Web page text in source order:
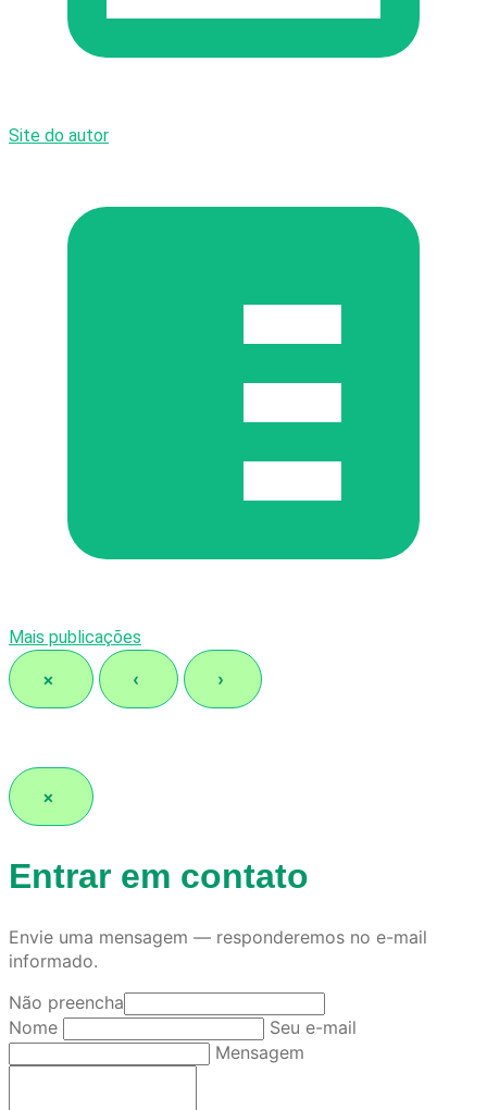
Site do autor
Mais publicações
× ‹ ›
×
Entrar em contato
Envie uma mensagem — responderemos no e-mail
informado.
Não preencha
Nome
Seu e-mail
Mensagem